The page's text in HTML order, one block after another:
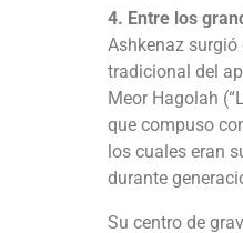
4. Entre los
Ashkenaz
tradicional del
Meor Hagolah
que compuso
los cuales eran
durante
Su centro de